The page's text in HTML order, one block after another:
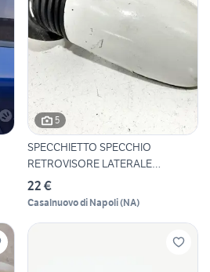
5
SPECCHIETTO SPECCHIO
RETROVISORE LATERALE
SINISTRO
22 €
Casalnuovo di Napoli(NA)